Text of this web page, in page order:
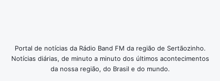
Portal de notícias da Rádio Band FM da região de Sertãozinho.
Notícias diárias, de minuto a minuto dos últimos acontecimentos
da nossa região, do Brasil e do mundo.